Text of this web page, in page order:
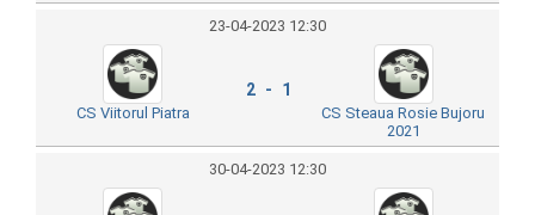
23-04-2023 12:30
CS Viitorul Piatra
2 - 1
CS Steaua Rosie Bujoru
2021
30-04-2023 12:30